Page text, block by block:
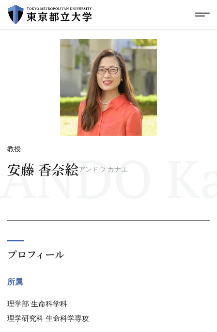
グローバルメニューにスキップ メ
ANDO
教授
安藤 香奈絵アンドウ カナエ
プロフィール
所属
理学部 生命科学科
理学研究科 生命科学専攻